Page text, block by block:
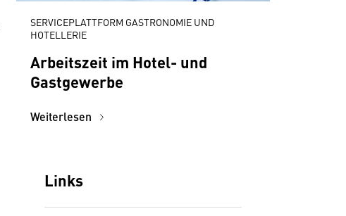
SERVICEPLATTFORM GASTRONOMIE UND
HOTELLERIE
Arbeitszeit im Hotel- und
Gastgewerbe
Weiterlesen
Links